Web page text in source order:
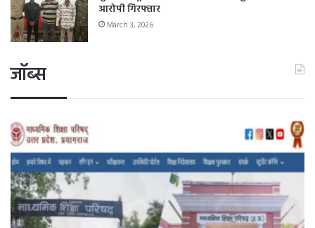
आरोपी गिरफ्तार
March 3, 2026
जॉब्स